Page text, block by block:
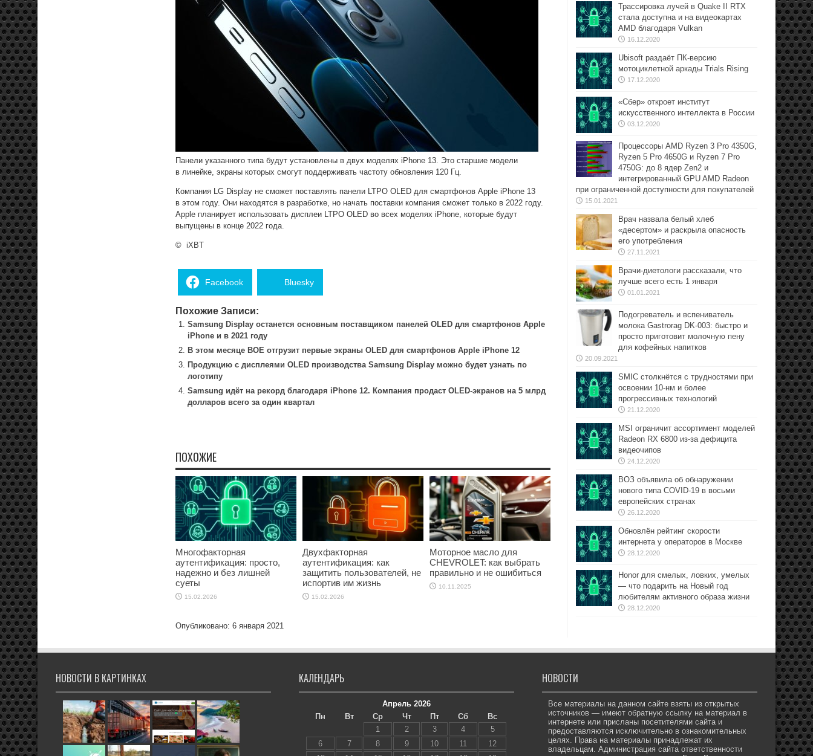
Панели указанного типа будут установлены в двух моделях iPhone 13. Это старшие модели
в линейке, экраны которых смогут поддерживать частоту обновления 120 Гц.
Компания LG Display не сможет поставлять панели LTPO OLED для смартфонов Apple iPhone 13
в этом году. Они находятся в разработке, но начать поставки компания сможет только в 2022 году.
Apple планирует использовать дисплеи LTPO OLED во всех моделях iPhone, которые будут
выпущены в конце 2022 года.
© iXBT
Facebook Bluesky
Похожие Записи:
Samsung Display останется основным поставщиком панелей OLED для смартфонов Apple
iPhone и в 2021 году
В этом месяце BOE отгрузит первые экраны OLED для смартфонов Apple iPhone 12
Продукцию с дисплеями OLED производства Samsung Display можно будет узнать по
логотипу
Samsung идёт на рекорд благодаря iPhone 12. Компания продаст OLED-экранов на 5 млрд
долларов всего за один квартал
ПОХОЖИЕ
Многофакторная
аутентификация: просто,
надежно и без лишней
суеты
15.02.2026
Двухфакторная
аутентификация: как
защитить пользователей, не
испортив им жизнь
15.02.2026
Моторное масло для
CHEVROLET: как выбрать
правильно и не ошибиться
10.11.2025
Опубликовано: 6 января 2021
Трассировка лучей в Quake II RTX
стала доступна и на видеокартах
AMD благодаря Vulkan
16.12.2020
Ubisoft раздаёт ПК-версию
мотоциклетной аркады Trials Rising
17.12.2020
«Сбер» откроет институт
искусственного интеллекта в России
03.12.2020
Процессоры AMD Ryzen 3 Pro 4350G,
Ryzen 5 Pro 4650G и Ryzen 7 Pro
4750G: до 8 ядер Zen2 и
интегрированный GPU AMD Radeon
при ограниченной доступности для покупателей
15.01.2021
Врач назвала белый хлеб
«десертом» и раскрыла опасность
его употребления
27.11.2021
Врачи-диетологи рассказали, что
лучше всего есть 1 января
01.01.2021
Подогреватель и вспениватель
молока Gastrorag DK-003: быстро и
просто приготовит молочную пену
для кофейных напитков
20.09.2021
SMIC столкнётся с трудностями при
освоении 10-нм и более
прогрессивных технологий
21.12.2020
MSI ограничит ассортимент моделей
Radeon RX 6800 из-за дефицита
видеочипов
24.12.2020
ВОЗ объявила об обнаружении
нового типа COVID-19 в восьми
европейских странах
26.12.2020
Обновлён рейтинг скорости
интернета у операторов в Москве
28.12.2020
Honor для смелых, ловких, умелых
— что подарить на Новый год
любителям активного образа жизни
28.12.2020
НОВОСТИ В КАРТИНКАХ КАЛЕНДАРЬ
Апрель 2026
Пн
Вт Ср Чт Пт Сб
Вс
1
2 3 4
5
6
7 8 9 10 11
12
НОВОСТИ
Все материалы на данном сайте взяты из открытых
источников — имеют обратную ссылку на материал в
интернете или присланы посетителями сайта и
предоставляются исключительно в ознакомительных
целях. Права на материалы принадлежат их
владельцам. Администрация сайта ответственности